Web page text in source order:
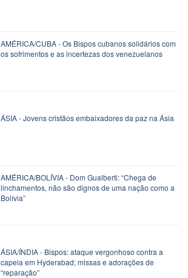
AMÉRICA/CUBA - Os Bispos cubanos solidários com
os sofrimentos e as incertezas dos venezuelanos
ÁSIA - Jovens cristãos embaixadores da paz na Ásia
AMÉRICA/BOLÍVIA - Dom Gualberti: “Chega de
linchamentos, não são dignos de uma nação como a
Bolívia”
ÁSIA/ÍNDIA - Bispos: ataque vergonhoso contra a
capela em Hyderabad; missas e adorações de
“reparação”